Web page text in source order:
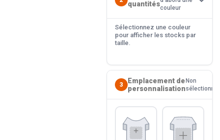
quantitéscouleur
Sélectionnez une couleur
pour afficher les stocks par
taille.
3
Emplacement de
personnalisation
Non
sélectionné